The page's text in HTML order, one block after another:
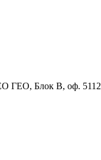
ГЕО, Блок В, оф. 5112